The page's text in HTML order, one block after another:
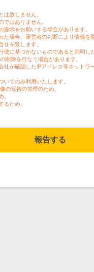
致しません。
はありません。
示をお願いする場合があります。
た場合、運営者の判断により情報
を致します。
に基づかないものであると判明し
削除を行なう場合があります。
社が確認したIPアドレス等ネット
てのみ利用いたします。
の報告の管理のため。
ため。
報告する